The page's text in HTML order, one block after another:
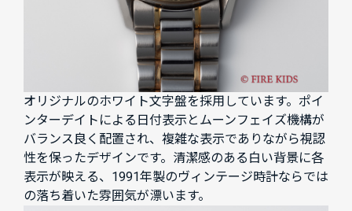
オリジナルのホワイト文字盤を採用しています。ポイ
ンターデイトによる日付表示とムーンフェイズ機構が
バランス良く配置され、複雑な表示でありながら視認
性を保ったデザインです。清潔感のある白い背景に各
表示が映える、1991年製のヴィンテージ時計ならでは
の落ち着いた雰囲気が漂います。